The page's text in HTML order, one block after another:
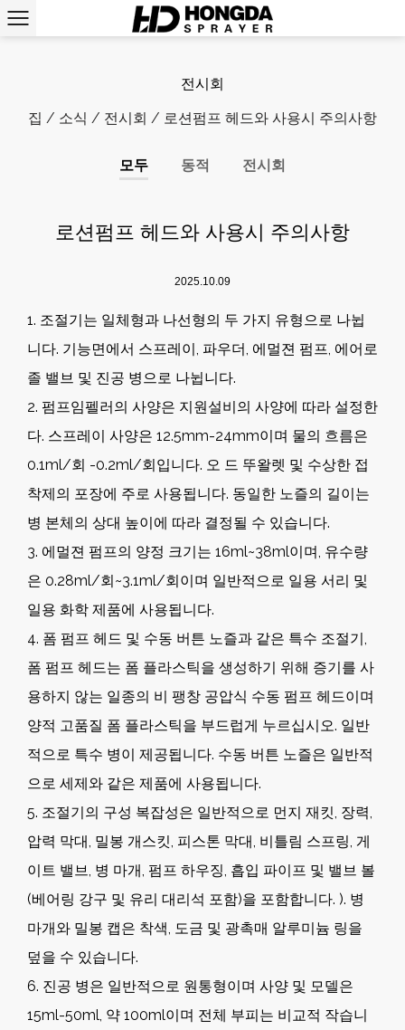
전시회
집 / 소식 / 전시회 / 로션펌프 헤드와 사용시 주의사항
모두 동적 전시회
로션펌프 헤드와 사용시 주의사항
2025.10.09
1. 조절기는 일체형과 나선형의 두 가지 유형으로 나뉩
니다. 기능면에서 스프레이, 파우더, 에멀젼 펌프, 에어로
졸 밸브 및 진공 병으로 나뉩니다.
2. 펌프임펠러의 사양은 지원설비의 사양에 따라 설정한
다. 스프레이 사양은 12.5mm-24mm이며 물의 흐름은
0.1ml/회 -0.2ml/회입니다. 오 드 뚜왈렛 및 수상한 접
착제의 포장에 주로 사용됩니다. 동일한 노즐의 길이는
병 본체의 상대 높이에 따라 결정될 수 있습니다.
3. 에멀젼 펌프의 양정 크기는 16ml~38ml이며, 유수량
은 0.28ml/회~3.1ml/회이며 일반적으로 일용 서리 및
일용 화학 제품에 사용됩니다.
4. 폼 펌프 헤드 및 수동 버튼 노즐과 같은 특수 조절기,
폼 펌프 헤드는 폼 플라스틱을 생성하기 위해 증기를 사
용하지 않는 일종의 비 팽창 공압식 수동 펌프 헤드이며
양적 고품질 폼 플라스틱을 부드럽게 누르십시오. 일반
적으로 특수 병이 제공됩니다. 수동 버튼 노즐은 일반적
으로 세제와 같은 제품에 사용됩니다.
5. 조절기의 구성 복잡성은 일반적으로 먼지 재킷, 장력,
압력 막대, 밀봉 개스킷, 피스톤 막대, 비틀림 스프링, 게
이트 밸브, 병 마개, 펌프 하우징, 흡입 파이프 및 밸브 볼
(베어링 강구 및 유리 대리석 포함)을 포함합니다. ). 병
마개와 밀봉 캡은 착색, 도금 및 광촉매 알루미늄 링을
덮을 수 있습니다.
6. 진공 병은 일반적으로 원통형이며 사양 및 모델은
15ml-50ml, 약 100ml이며 전체 부피는 비교적 작습니